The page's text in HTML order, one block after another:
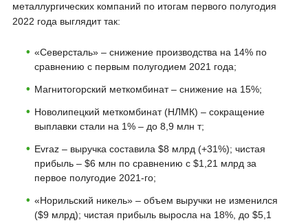
металлургических компаний по итогам первого полугодия
2022 года выглядит так:
«Северсталь» – снижение производства на 14% по
сравнению с первым полугодием 2021 года;
Магнитогорский меткомбинат – снижение на 15%;
Новолипецкий меткомбинат (НЛМК) – сокращение
выплавки стали на 1% – до 8,9 млн т;
Evraz – выручка составила $8 млрд (+31%); чистая
прибыль – $6 млн по сравнению с $1,21 млрд за
первое полугодие 2021-го;
«Норильский никель» – объем выручки не изменился
($9 млрд); чистая прибыль выросла на 18%, до $5,1